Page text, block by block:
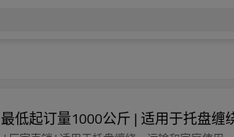
低起订量1000公斤 | 适用于托盘缠